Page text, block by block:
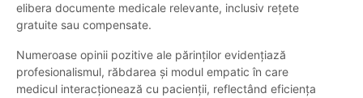
elibera documente medicale relevante, inclusiv rețete
gratuite sau compensate.
Numeroase opinii pozitive ale părinților evidențiază
profesionalismul, răbdarea și modul empatic în care
medicul interacționează cu pacienții, reflectând eficiența